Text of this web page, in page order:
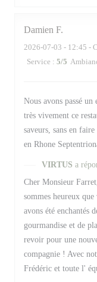
Damien F
2026-07-03 - 12:45 -
Service : 5/5
Nous avons passé
très vivement ce
saveurs, sans en
en Rhone
VIRTUS a
Cher Monsieur
sommes heureux
avons été enchantés
gourmandise et de
revoir pour une
compagnie ! Avec
Frédéric et toute l'